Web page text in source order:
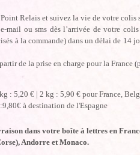
Point Relais et suivez la vie de votre
mail ou sms dès l’arrivée de votre
à la commande) dans un délai de 14
de la prise en charge pour la France
: 5,20 € | 2 kg : 5,90 € pour France,
à destination de l'Espagne
dans votre boîte à lettres en
Andorre et Monaco.